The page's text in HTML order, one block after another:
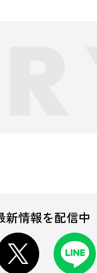
新情報を配信中